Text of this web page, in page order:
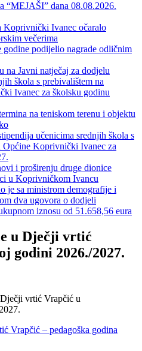
“MEJAŠI” dana 08.08.2026.
Ivanec očaralo
večerima
podijelio nagrade odličnim
na Javni natječaj za dodjelu
škola s prebivalištem na
Ivanec za školsku godinu
na teniskom terenu i objektu
učenicima srednjih škola s
Općine Koprivnički Ivanec za
i proširenju druge dionice
u Koprivničkom Ivancu
je sa ministrom demografije i
dva ugovora o dodjeli
iznosu od 51.658,56 eura
u Dječji vrtić
godini 2026./2027.
Vrapčić – pedagoška godina